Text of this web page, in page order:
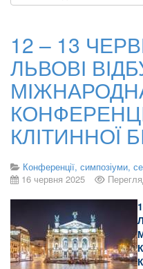
12 – 13
ЛЬВОВІ
КЛІТИННОЇ
Конференції, симпозіуми,
16 червня 2025